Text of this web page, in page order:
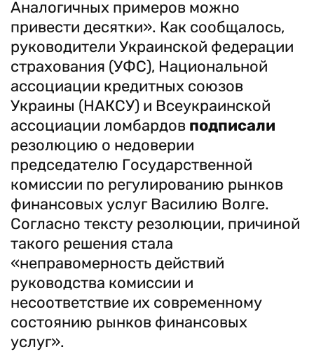
Аналогичных примеров можно
привести десятки». Как сообщалось,
руководители Украинской федерации
страхования (УФС), Национальной
ассоциации кредитных союзов
Украины (НАКСУ) и Всеукраинской
ассоциации ломбардов подписали
резолюцию о недоверии
председателю Государственной
комиссии по регулированию рынков
финансовых услуг Василию Волге.
Согласно тексту резолюции, причиной
такого решения стала
«неправомерность действий
руководства комиссии и
несоответствие их современному
состоянию рынков финансовых
услуг».